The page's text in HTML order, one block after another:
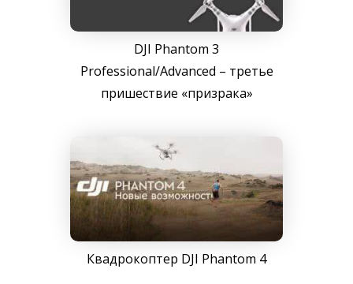
DJI Phantom 3
Professional/Advanced – третье
пришествие «призрака»
Квадрокоптер DJI Phantom 4